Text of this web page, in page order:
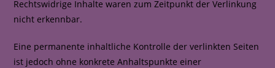
Rechtswidrige Inhalte waren zum Zeitpunkt der Verlinkung
nicht erkennbar.
Eine permanente inhaltliche Kontrolle der verlinkten Seiten
ist jedoch ohne konkrete Anhaltspunkte einer